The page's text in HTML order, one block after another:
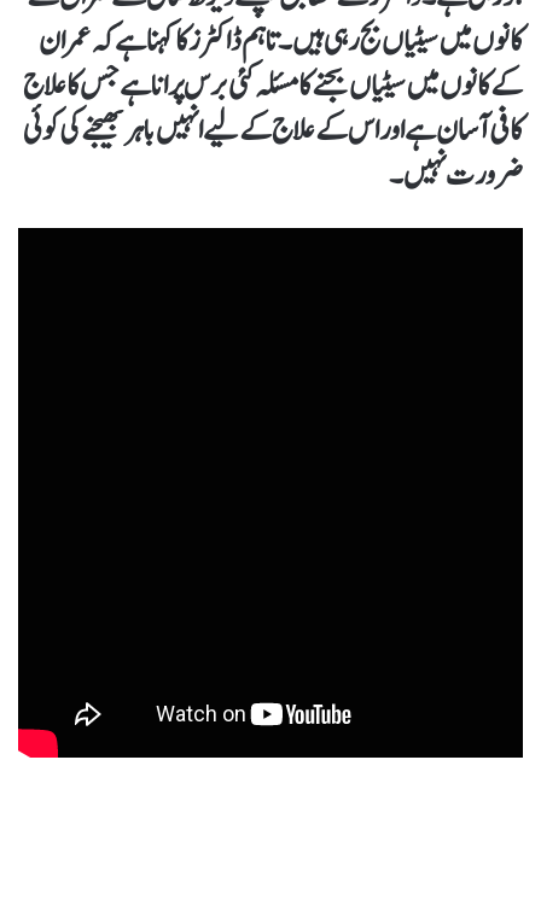
کانوں میں سیٹیاں بج رہی ہیں۔ تاہم ڈاکٹرز کا کہنا ہے کہ عمران
کے کانوں میں سیٹیاں بجنے کا مسئلہ کئی برس پرانا ہے جس کا علاج
کافی آسان ہے اور اس کے علاج کے لیے انہیں باہر بھیجنے کی کوئی
ضرورت نہیں۔